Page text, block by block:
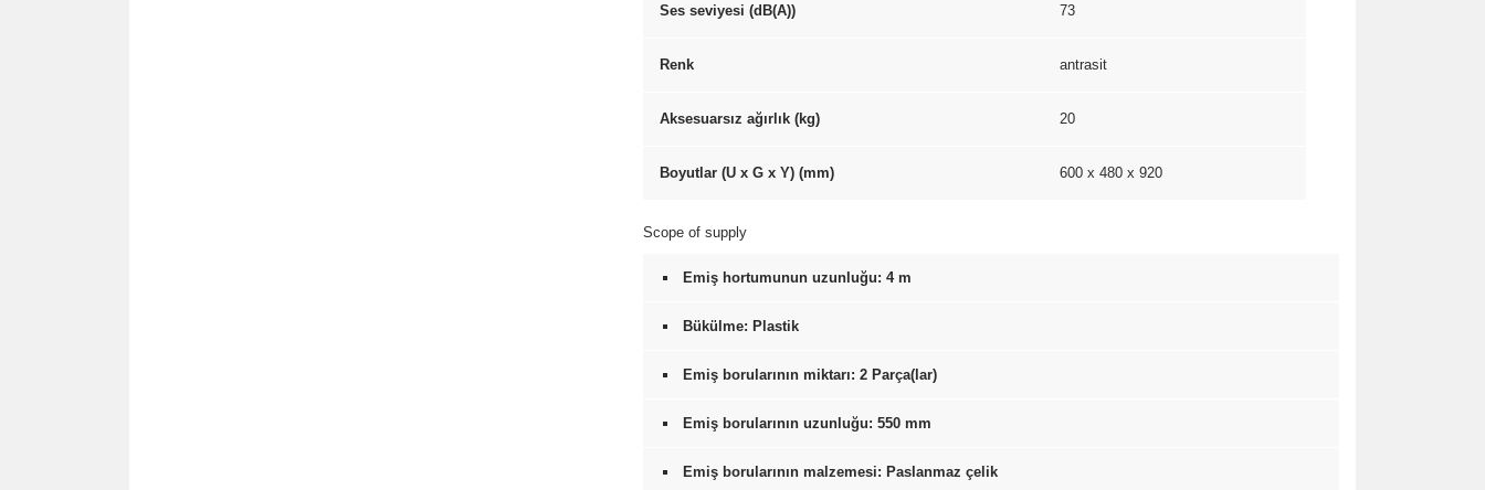
Ses seviyesi (dB(A)) 73
Renk antrasit
Aksesuarsız ağırlık (kg) 20
Boyutlar (U x G x Y) (mm) 600 x 480 x 920
Scope of supply
Emiş hortumunun uzunluğu: 4 m
Bükülme: Plastik
Emiş borularının miktarı: 2 Parça(lar)
Emiş borularının uzunluğu: 550 mm
Emiş borularının malzemesi: Paslanmaz çelik